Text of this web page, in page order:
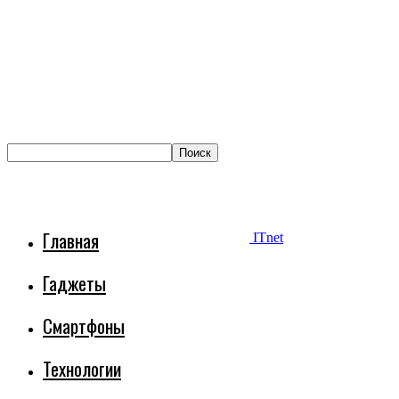
ITnet
Главная
Гаджеты
Смартфоны
Технологии